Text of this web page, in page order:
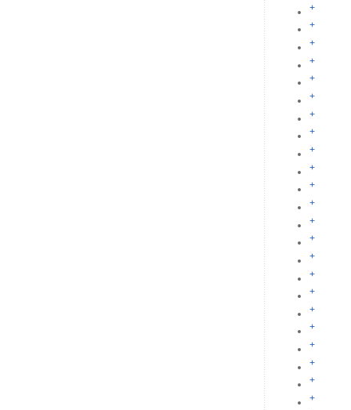
+
+
+
+
+
+
+
+
+
+
+
+
+
+
+
+
+
+
+
+
+
+
+